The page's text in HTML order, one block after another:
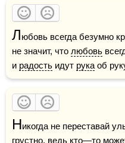
Любовь всегда безумно
не значит, что любовь
и радость идут рука об
Никогда не переставай
грустно, ведь кто—то